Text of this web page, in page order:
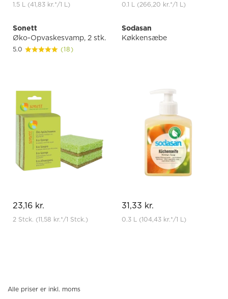
1.5 L (41,83 kr.*/1 L) 0.1 L (266,20 kr.*/1 L)
Sonett
Øko-Opvaskesvamp, 2 stk.
5.0 (18)
23,16 kr.
2 Stck. (11,58 kr.*/1 Stck.)
Sodasan
Køkkensæbe
31,33 kr.
0.3 L (104,43 kr.*/1 L)
Alle priser er inkl. moms